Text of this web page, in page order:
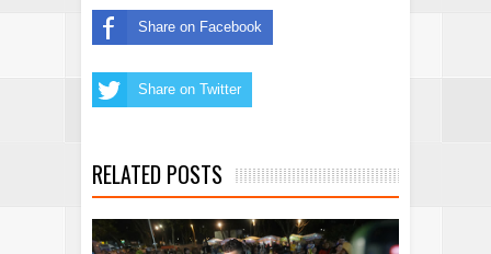
Share on Facebook
Share on Twitter
RELATED POSTS